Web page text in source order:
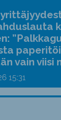
vain viisi
15:31